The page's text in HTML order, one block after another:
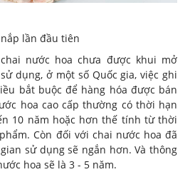
lần đầu tiên
nước hoa chưa được khui mở
dụng, ở một số Quốc gia, việc ghi
bắt buộc để hàng hóa được bán
hoa cao cấp thường có thời hạn
10 năm hoặc hơn thế tính từ thời
Còn đối với chai nước hoa đã
sử dụng sẽ ngắn hơn. Và thông
hoa sẽ là 3 - 5 năm.